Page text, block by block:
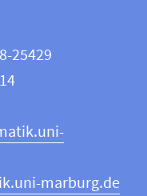
25429
marburg.de